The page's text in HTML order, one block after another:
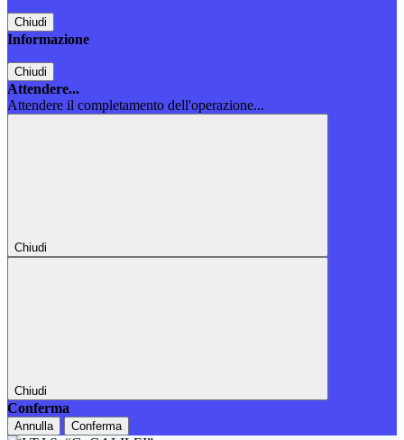
Chiudi
Informazione
Chiudi
Attendere...
Attendere il completamento dell'operazione...
Chiudi
Chiudi
Conferma
Annulla Conferma